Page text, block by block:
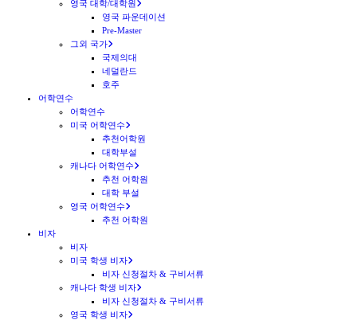
영국 대학/대학원
영국 파운데이션
Pre-Master
그외 국가
국제의대
네덜란드
호주
어학연수
어학연수
미국 어학연수
추천어학원
대학부설
캐나다 어학연수
추천 어학원
대학 부설
영국 어학연수
추천 어학원
비자
비자
미국 학생 비자
비자 신청절차 & 구비서류
캐나다 학생 비자
비자 신청절차 & 구비서류
영국 학생 비자